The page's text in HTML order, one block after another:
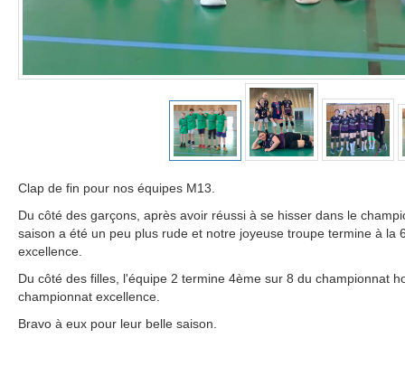
Clap de fin pour nos équipes M13.
Du côté des garçons, après avoir réussi à se hisser dans le
saison a été un peu plus rude et notre joyeuse troupe termine à la
excellence.
Du côté des filles, l'équipe 2 termine 4ème sur 8 du championnat
championnat excellence.
Bravo à eux pour leur belle saison.